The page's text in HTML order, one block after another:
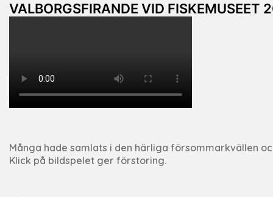
VALBORGSFIRANDE VID FISKEMUSEET
Många hade samlats i den härliga försommarkvällen
Klick på bildspelet ger förstoring.